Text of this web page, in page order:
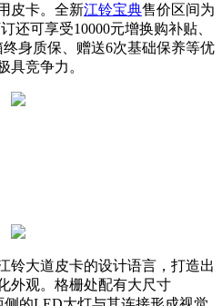
皮卡。全新江铃宝典售价区间为
还可享受10000元增换购补贴、
身质保、赠送6次基础保养等优
具竞争力。
铃大道皮卡的设计语言，打造出
外观。格栅处配有大尺寸